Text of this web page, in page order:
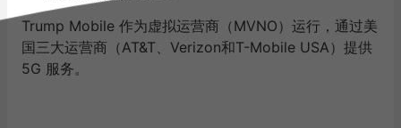
Trump Mobile 作为虚拟运营商（MVNO）运行，通过美
国三大运营商（AT&T、Verizon和T-Mobile USA）提供
5G 服务。